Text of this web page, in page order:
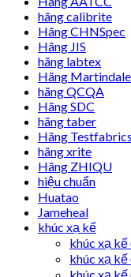
hãng calibrite
Hãng CHNSpec
Hãng JIS
hãng labtex
Hãng Martindale
hãng QCQA
Hãng SDC
hãng taber
Hãng Testfabrics
hãng xrite
Hãng ZHIQU
hiệu chuẩn
Huatao
Jameheal
khúc xạ kế
khúc xạ kế
khúc xạ kế